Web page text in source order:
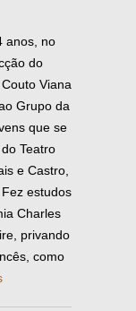
anos, no
do
Viana
Grupo da
que se
Teatro
e Castro,
estudos
Charles
privando
como